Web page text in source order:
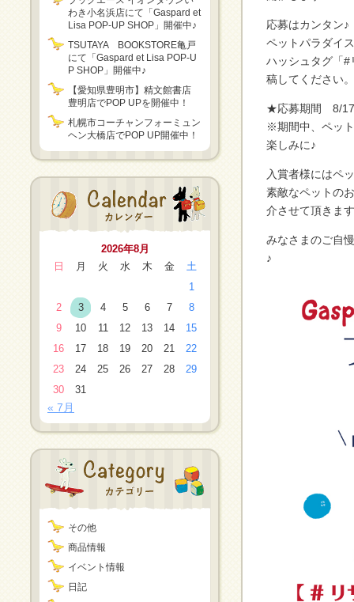
わき小名浜店にて「Gaspard et
Lisa POP-UP SHOP」開催中♪
TSUTAYA BOOKSTORE亀戸
にて「Gaspard et Lisa POP-U
P SHOP」開催中♪
【愛知県豊明市】精文館書店
豊明店でPOP UPを開催中！
札幌市コーチャンフォーミュン
ヘン大橋店でPOP UP開催中！
2026年8月
日
月 火 水 木 金
土
1
2
3 4 5 6 7
8
9
10 11 12 13 14
15
16
17 18 19 20 21
22
23
24 25 26 27 28
29
30
31
« 7月
その他
商品情報
イベント情報
日記
応募はカンタン♪
ペットパラダイ
ハッシュタグ「#
稿してください。
★応募期間 8/17
※期間中、ペッ
楽しみに♪
入賞者様にはペ
素敵なペットの
介させて頂きま
みなさまのご自
♪